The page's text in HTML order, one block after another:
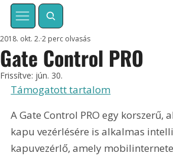
Gate Control PRO
2018. okt. 2. 2 perc olvasás
Frissítve: jún. 30.
Támogatott tartalom
A Gate Control PRO egy korszerű,
kapu vezérlésére is alkalmas
kapuvezérlő, amely